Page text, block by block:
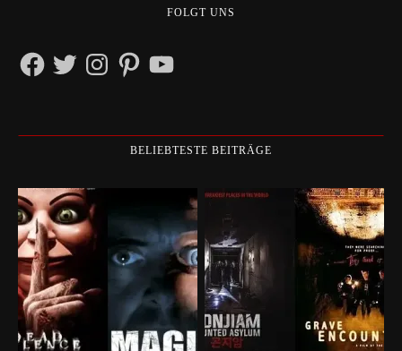
FOLGT UNS
FacebookTwitterInstagramPinterestYouTube
BELIEBTESTE BEITRÄGE